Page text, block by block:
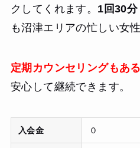
クしてくれます。 1回30
も沼津エリアの忙しい女
定期カウンセリングもあ
安心して継続できます。
入会金 ０